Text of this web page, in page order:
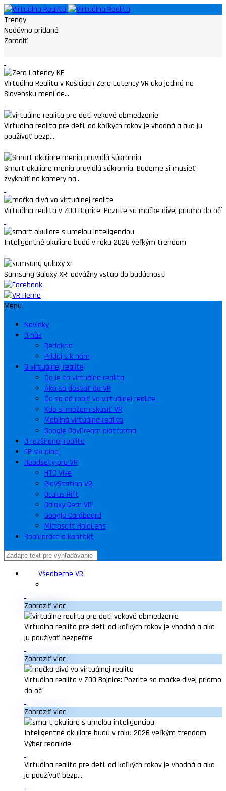
Trendy
Nedávno pridané
Zoradiť
Virtuálna Realita v Košiciach Zero Latency VR ako jediná na
Slovensku mení de...
Virtuálna realita pre deti: od koľkých rokov je vhodná a ako ju
používať bezp...
Smart okuliare menia pravidlá súkromia. Budeme si musieť
zvyknúť na kamery na...
Virtuálna realita v ZOO Bojnice: Pozrite sa mačke divej priamo do očí
Inteligentné okuliare budú v roku 2026 veľkým trendom
Samsung Galaxy XR: odvážny vstup do budúcnosti
Menu
Novinky
O nás
Redakcia
Pridaj s k nám
O virtuálnej realite
Čo je to virtuálna realita
Ako sa dostať do VR
Čo sa dá robiť vo virtuálnej realite
Kde si môžem skúsiť VR
Mobilná virtuálna realita
Google DayDream platforma
O rozšírenej realite
FB skupina
Headsety pre VR
HTC Vive
PlayStation VR
Oculus Rift
Galaxy Gear VR
Google Cardboard
Microsoft HoloLens
Spolupráca a kontakt
Všeobecne VR
Zobraziť viac
Virtuálna realita pre deti: od koľkých rokov je vhodná a ako
ju používať bezpečne
Zobraziť viac
Virtuálna realita v ZOO Bojnice: Pozrite sa mačke divej priamo
do očí
Zobraziť viac
Inteligentné okuliare budú v roku 2026 veľkým trendom
Výber redakcie
Virtuálna realita pre deti: od koľkých rokov je vhodná a ako
ju používať bezp...